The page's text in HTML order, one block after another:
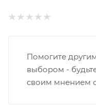
Помогите
выбором -
своим мнением